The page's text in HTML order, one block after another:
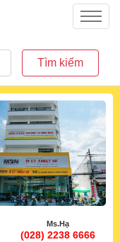
Menu
Tìm kiếm
Ms.Hạ
(028) 2238 6666